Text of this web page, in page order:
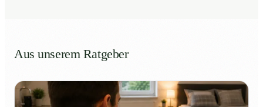
Aus unserem Ratgeber